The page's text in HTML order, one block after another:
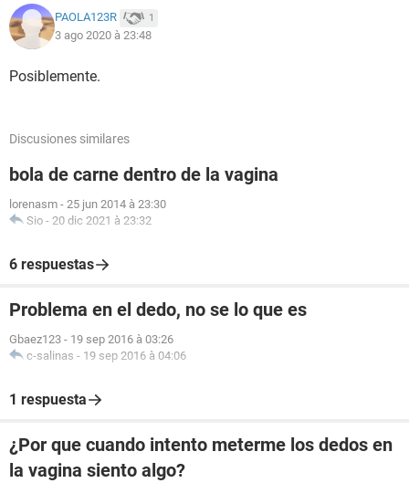
PAOLA123R 1
3 ago 2020 à 23:48
Posiblemente.
Discusiones similares
bola de carne dentro de la vagina
lorenasm - 25 jun 2014 à 23:30
Sio - 20 dic 2021 à 23:32
6 respuestas
Problema en el dedo, no se lo que es
Gbaez123 - 19 sep 2016 à 03:26
c-salinas - 19 sep 2016 à 04:06
1 respuesta
¿Por que cuando intento meterme los dedos en
la vagina siento algo?